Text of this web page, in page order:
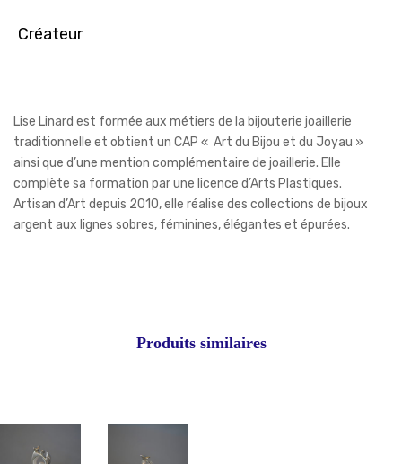
Créateur
Lise Linard est formée aux métiers de la bijouterie joaillerie
traditionnelle et obtient un CAP « Art du Bijou et du Joyau »
ainsi que d’une mention complémentaire de joaillerie. Elle
complète sa formation par une licence d’Arts Plastiques.
Artisan d’Art depuis 2010, elle réalise des collections de bijoux
argent aux lignes sobres, féminines, élégantes et épurées.
Produits similaires